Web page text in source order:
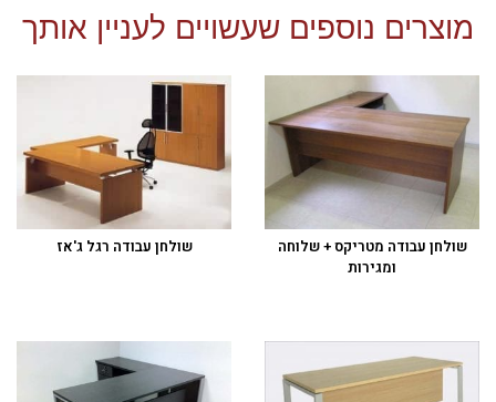
מוצרים נוספים שעשויים לעניין אותך
שולחן עבודה מטריקס + שלוחה
ומגירות
שולחן עבודה רגל ג'אז